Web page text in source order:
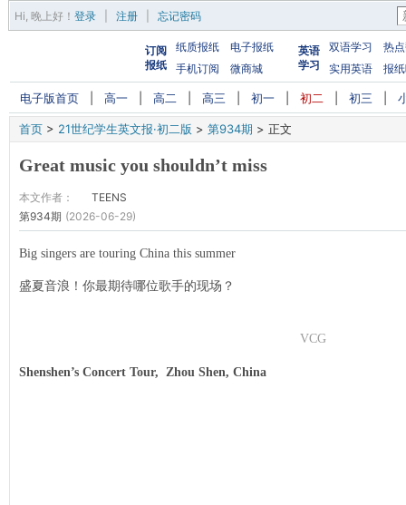
Hi, 晚上好 ！ 登录 注册 忘记密码
订阅
报纸
纸质报纸
电子报纸
手机订阅
微商城
英语
学习
双语学习
热
实用英语
报
电子版首页 高一 高二 高三 初一 初二 初三
首页 > 21世纪学生英文报·初二版 > 第934期 > 正文
Great music you shouldn’t miss
本文作者：
TEENS
第934期 (2026-06-29)
Big singers are touring China this summer
盛夏音浪！你最期待哪位歌手的现场？
VCG
Shenshen’s Concert Tour, Zhou Shen, China